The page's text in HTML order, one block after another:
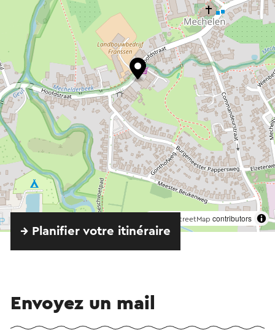
OpenStreetMap contributors
→ Planifier votre itinéraire
Envoyez un mail